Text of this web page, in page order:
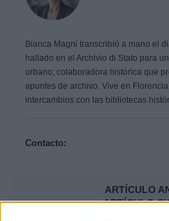
Bianca Magni transcribió a mano el
hallado en el Archivio di Stato para
urbano; colaboradora histórica que
apuntes de archivo. Vive en
intercambios con las bibliotecas
Contacto:
ARTÍCULO
ARTÍCULO